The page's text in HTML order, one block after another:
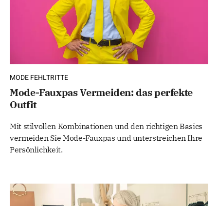
MODE FEHLTRITTE
Mode-Fauxpas Vermeiden: das perfekte
Outfit
Mit stilvollen Kombinationen und den richtigen Basics
vermeiden Sie Mode-Fauxpas und unterstreichen Ihre
Persönlichkeit.